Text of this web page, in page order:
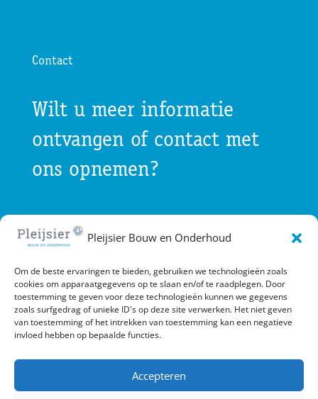
Pleijsier Bouw en Onderhoud
Om de beste ervaringen te bieden, gebruiken we technologieën zoals
cookies om apparaatgegevens op te slaan en/of te raadplegen. Door
toestemming te geven voor deze technologieën kunnen we gegevens
zoals surfgedrag of unieke ID's op deze site verwerken. Het niet geven
van toestemming of het intrekken van toestemming kan een negatieve
invloed hebben op bepaalde functies.
Accepteren
Contact
Wilt u meer informatie
ontvangen of contact met
ons opnemen?
Gebruik onderstaande contactgegevens of
vul het contactformulier in. Pleijsier Bouw en
Onderhoud zal zo spoedig mogelijk contact
met u opnemen.